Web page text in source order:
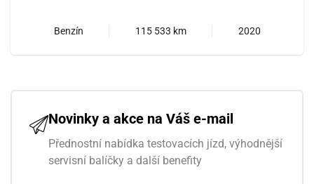
Benzín 115 533 km 2020
Novinky a akce na Váš e-mail
Přednostní nabídka testovacích jízd, výhodnější
servisní balíčky a další benefity